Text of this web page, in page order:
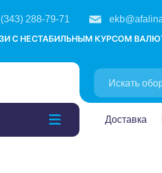
288-79-71
С НЕСТАБИЛЬНЫМ КУРСОМ
Доставка